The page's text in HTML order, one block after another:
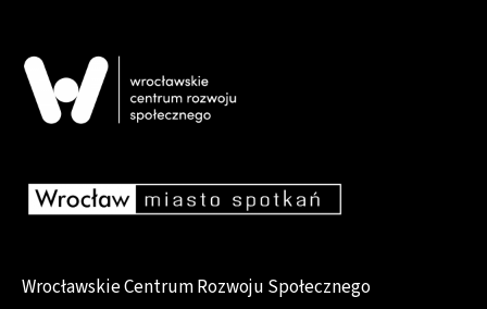
Wrocławskie Centrum Rozwoju Społecznego